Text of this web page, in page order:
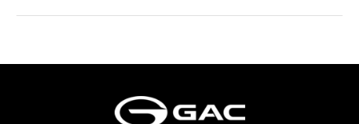
Эс Икс ПРЕМИУМ — SX PREMIUM
S7 — Эс 7 (S7) в комплектациях
Эс Икс ПРЕМИУМ — SX PREMIUM, Эс Тэ — ST